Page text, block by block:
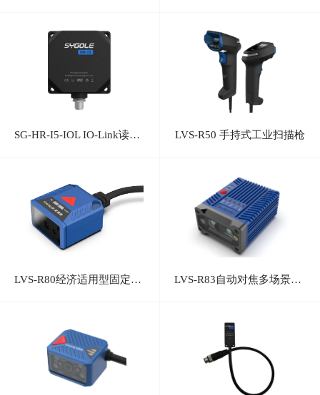
SG-HR-I5-IOL IO-Link读写头 LVS-R50 手持式工业扫描枪
LVS-R80经济适用型固定式工业读码器 LVS-R83自动对焦多场景码固定式工业读码器